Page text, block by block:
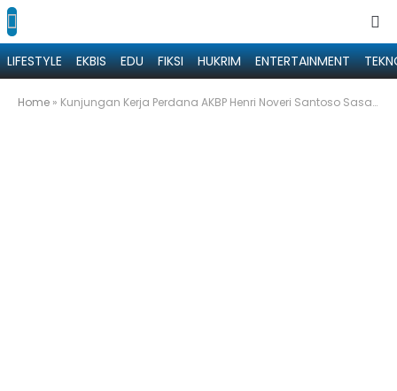
LIFESTYLE EKBIS EDU FIKSI HUKRIM ENTERTAINMENT
Home » Kunjungan Kerja Perdana AKBP Henri Noveri Santoso Sasar KPU Sumenep